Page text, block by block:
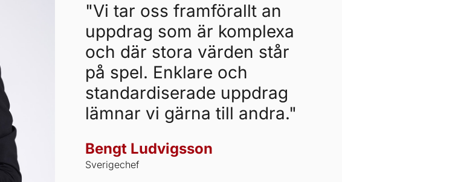
"Vi tar oss framförallt an
uppdrag som är komplexa
och där stora värden står
på spel. Enklare och
standardiserade uppdrag
lämnar vi gärna till andra."
Bengt Ludvigsson
Sverigechef